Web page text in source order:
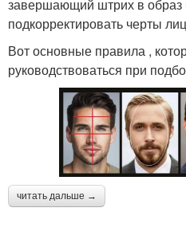
завершающий штрих в образ
подкорректировать черты
Вот основные правила ,
руководствоваться при
читать дальше →